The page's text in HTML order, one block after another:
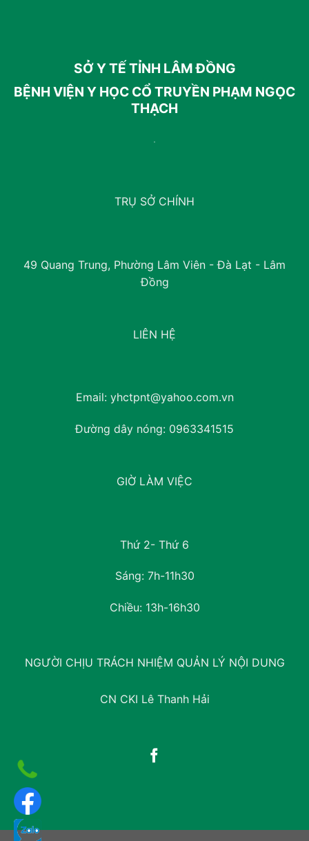
SỞ Y TẾ TỈNH LÂM ĐỒNG
BỆNH VIỆN Y HỌC CỔ TRUYỀN PHẠM NGỌC
THẠCH
TRỤ SỞ CHÍNH
49 Quang Trung, Phường Lâm Viên - Đà Lạt - Lâm
Đồng
LIÊN HỆ
Email: yhctpnt@yahoo.com.vn
Đường dây nóng: 0963341515
GIỜ LÀM VIỆC
Thứ 2- Thứ 6
Sáng: 7h-11h30
Chiều: 13h-16h30
NGƯỜI CHỊU TRÁCH NHIỆM QUẢN LÝ NỘI DUNG
CN CKI Lê Thanh Hải